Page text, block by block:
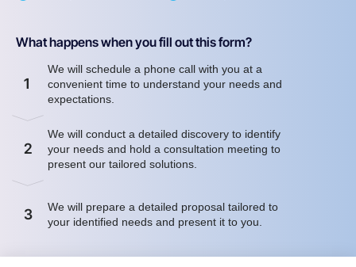
What happens when you fill out this form?
1
We will schedule a phone call with you at a
convenient time to understand your needs and
expectations.
2
We will conduct a detailed discovery to identify
your needs and hold a consultation meeting to
present our tailored solutions.
3
We will prepare a detailed proposal tailored to
your identified needs and present it to you.